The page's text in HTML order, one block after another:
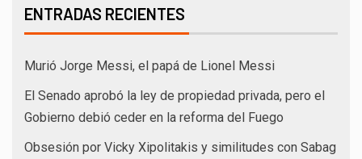
ENTRADAS RECIENTES
Murió Jorge Messi, el papá de Lionel Messi
El Senado aprobó la ley de propiedad privada, pero el
Gobierno debió ceder en la reforma del Fuego
Obsesión por Vicky Xipolitakis y similitudes con Sabag